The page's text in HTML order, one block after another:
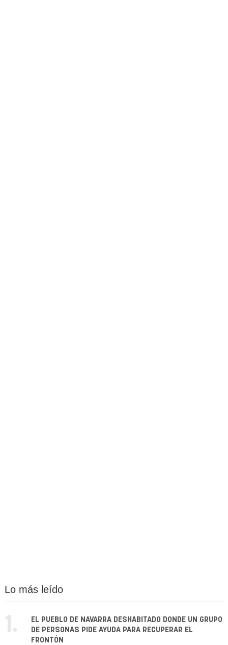
Lo más leído
1.
EL PUEBLO DE NAVARRA DESHABITADO DONDE UN GRUPO
DE PERSONAS PIDE AYUDA PARA RECUPERAR EL
FRONTÓN